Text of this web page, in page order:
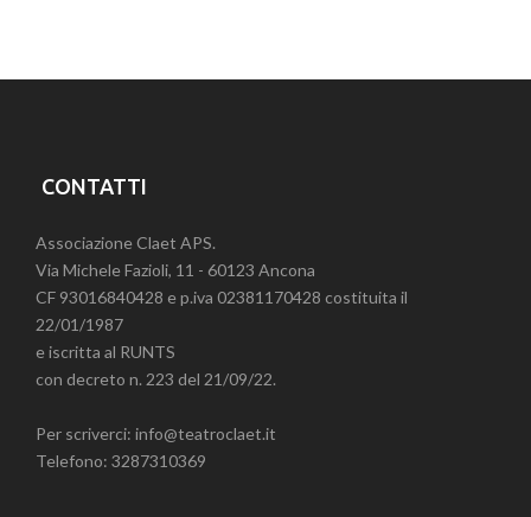
CONTATTI
Associazione Claet APS.
Via Michele Fazioli, 11 - 60123 Ancona
CF 93016840428 e p.iva 02381170428 costituita il
22/01/1987
e iscritta al RUNTS
con decreto n. 223 del 21/09/22.
Per scriverci: info@teatroclaet.it
Telefono: 3287310369